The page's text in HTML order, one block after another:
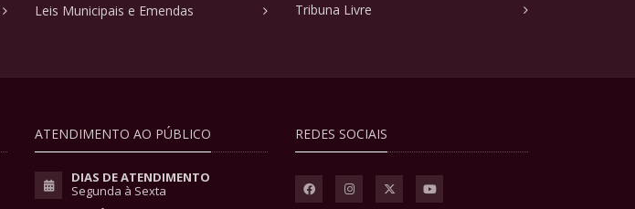
Leis Municipais e Emendas Tribuna Livre
ATENDIMENTO AO PÚBLICO
DIAS DE ATENDIMENTO
Segunda à Sexta
REDES SOCIAIS